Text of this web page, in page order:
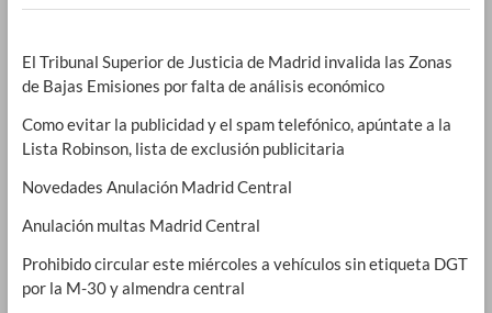
El Tribunal Superior de Justicia de Madrid invalida las Zonas
de Bajas Emisiones por falta de análisis económico
Como evitar la publicidad y el spam telefónico, apúntate a la
Lista Robinson, lista de exclusión publicitaria
Novedades Anulación Madrid Central
Anulación multas Madrid Central
Prohibido circular este miércoles a vehículos sin etiqueta DGT
por la M-30 y almendra central